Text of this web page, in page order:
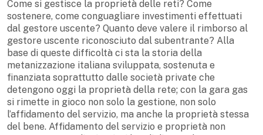
Come si gestisce la proprietà delle reti? Come
sostenere, come conguagliare investimenti effettuati
dal gestore uscente? Quanto deve valere il rimborso al
gestore uscente riconosciuto dal subentrante? Alla
base di queste difficoltà ci sta la storia della
metanizzazione italiana sviluppata, sostenuta e
finanziata soprattutto dalle società private che
detengono oggi la proprietà della rete; con la gara gas
si rimette in gioco non solo la gestione, non solo
l’affidamento del servizio, ma anche la proprietà stessa
del bene. Affidamento del servizio e proprietà non